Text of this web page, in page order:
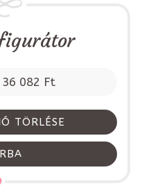
36 082 Ft
TÖRLÉSE